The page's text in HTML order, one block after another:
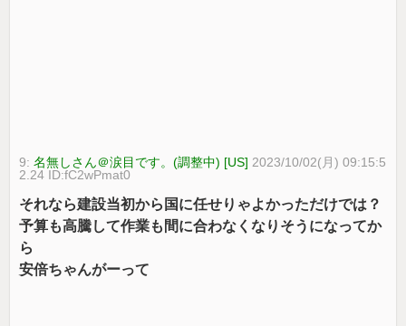
9:名無しさん＠涙目です。(調整中) [US] 2023/10/02(月) 09:15:5
2.24 ID:fC2wPmat0
それなら建設当初から国に任せりゃよかっただけでは？
予算も高騰して作業も間に合わなくなりそうになってか
ら
安倍ちゃんがーって